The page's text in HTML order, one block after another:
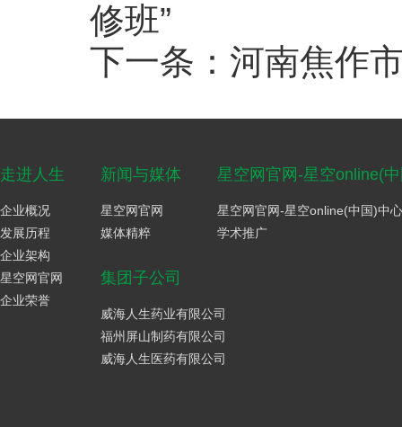
修班”
下一条： 河南焦作
走进人生
企业概况
发展历程
企业架构
星空网官网
企业荣誉
新闻与媒体
星空网官网
媒体精粹
星空网官网-星空online(
星空网官网-星空online(中国)中心
学术推广
集团子公司
威海人生药业有限公司
福州屏山制药有限公司
威海人生医药有限公司